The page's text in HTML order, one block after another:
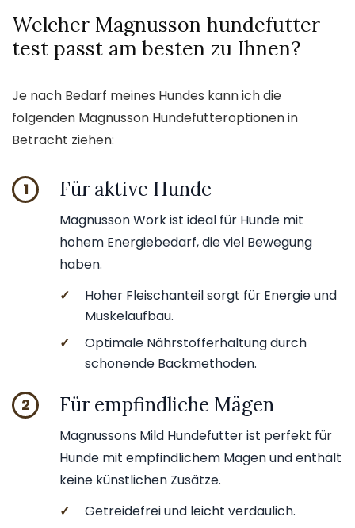
Welcher Magnusson hundefutter
test passt am besten zu Ihnen?
Je nach Bedarf meines Hundes kann ich die
folgenden Magnusson Hundefutteroptionen in
Betracht ziehen:
1 Für aktive Hunde
Magnusson Work ist ideal für Hunde mit
hohem Energiebedarf, die viel Bewegung
haben.
✓
Hoher Fleischanteil sorgt für Energie und
Muskelaufbau.
✓
Optimale Nährstofferhaltung durch
schonende Backmethoden.
2 Für empfindliche Mägen
Magnussons Mild Hundefutter ist perfekt für
Hunde mit empfindlichem Magen und enthält
keine künstlichen Zusätze.
✓
Getreidefrei und leicht verdaulich.